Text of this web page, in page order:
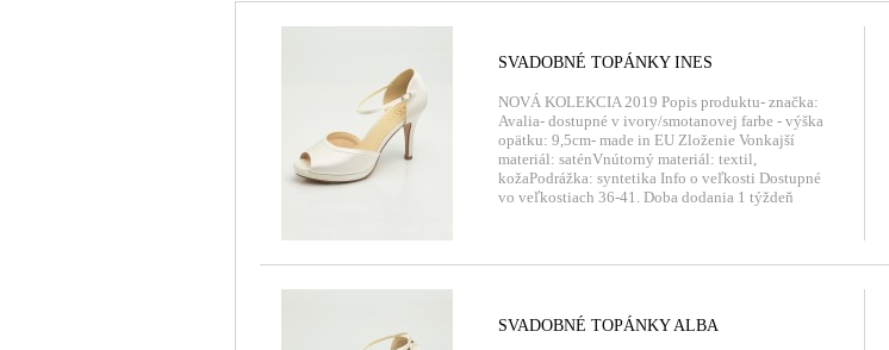
SVADOBNÉ TOPÁNKY INES
NOVÁ KOLEKCIA 2019 Popis produktu- značka:
Avalia- dostupné v ivory/smotanovej farbe - výška
opätku: 9,5cm- made in EU Zloženie Vonkajší
materiál: saténVnútorný materiál: textil,
kožaPodrážka: syntetika Info o veľkosti Dostupné
vo veľkostiach 36-41. Doba dodania 1 týždeň
SVADOBNÉ TOPÁNKY ALBA